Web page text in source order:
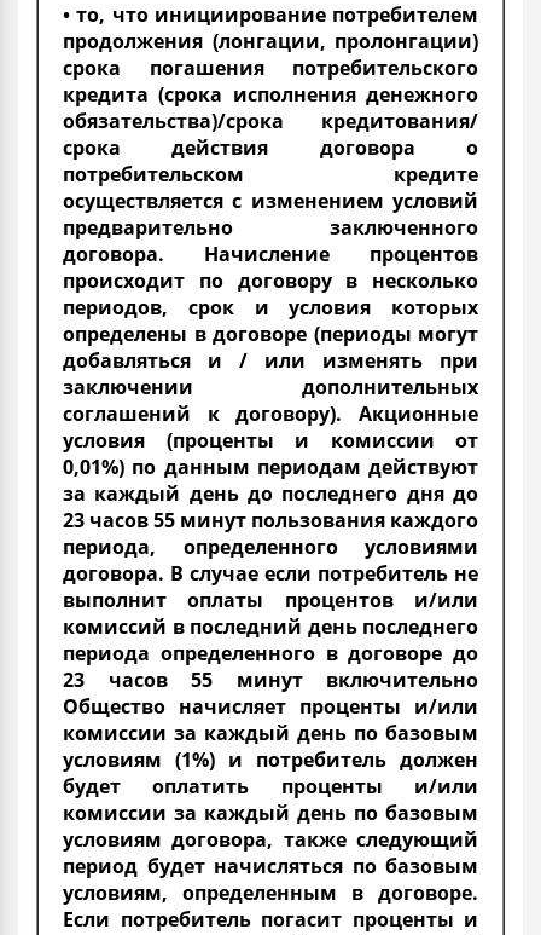
• то, что инициирование потребителем
продолжения (лонгации, пролонгации)
срока погашения потребительского
кредита (срока исполнения денежного
обязательства)/срока кредитования/
срока действия договора о
потребительском кредите
осуществляется с изменением условий
предварительно заключенного
договора. Начисление процентов
происходит по договору в несколько
периодов, срок и условия которых
определены в договоре (периоды могут
добавляться и / или изменять при
заключении дополнительных
соглашений к договору). Акционные
условия (проценты и комиссии от
0,01%) по данным периодам действуют
за каждый день до последнего дня до
23 часов 55 минут пользования каждого
периода, определенного условиями
договора. В случае если потребитель не
выполнит оплаты процентов и/или
комиссий в последний день последнего
периода определенного в договоре до
23 часов 55 минут включительно
Общество начисляет проценты и/или
комиссии за каждый день по базовым
условиям (1%) и потребитель должен
будет оплатить проценты и/или
комиссии за каждый день по базовым
условиям договора, также следующий
период будет начисляться по базовым
условиям, определенным в договоре.
Если потребитель погасит проценты и